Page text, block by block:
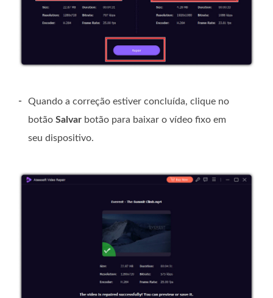
-
Quando a correção estiver concluída, clique no
botão Salvar botão para baixar o vídeo fixo em
seu dispositivo.